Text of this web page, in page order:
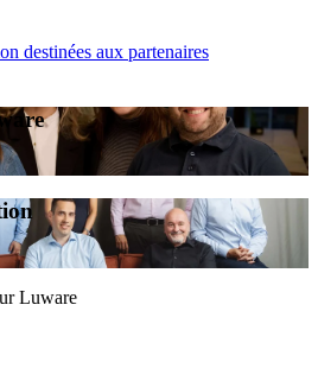
destinées aux partenaires
Luware